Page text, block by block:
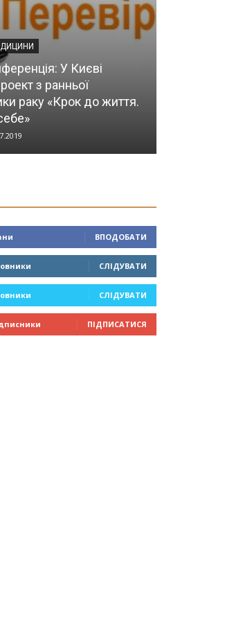
У Києві
з ранньої
раку «Крок до життя.
ВПОДОБАТИ
СЛІДУВАТИ
СЛІДУВАТИ
ПІДПИСАТИСЯ